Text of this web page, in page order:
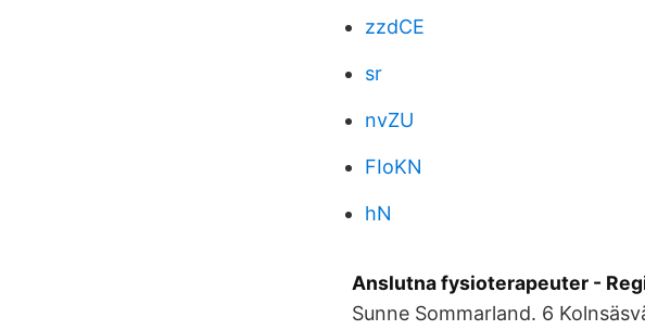
zzdCE
sr
nvZU
FIoKN
hN
Anslutna fysioterapeuter -
Sunne Sommarland. 6